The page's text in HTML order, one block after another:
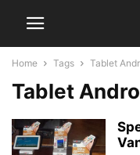
Home Tags Tablet
Tablet